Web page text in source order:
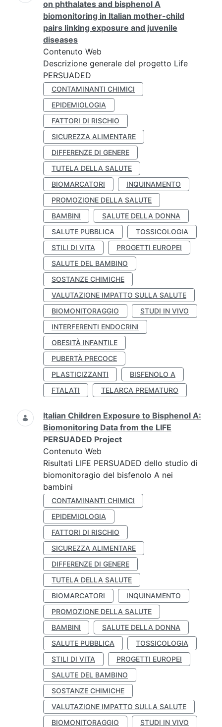
on phthalates and bisphenol A
biomonitoring in Italian mother-child
pairs linking exposure and juvenile
diseases
Contenuto Web
Descrizione generale del progetto Life
PERSUADED
CONTAMINANTI CHIMICI
EPIDEMIOLOGIA
FATTORI DI RISCHIO
SICUREZZA ALIMENTARE
DIFFERENZE DI GENERE
TUTELA DELLA SALUTE
BIOMARCATORI
INQUINAMENTO
PROMOZIONE DELLA SALUTE
BAMBINI
SALUTE DELLA DONNA
SALUTE PUBBLICA
TOSSICOLOGIA
STILI DI VITA
PROGETTI EUROPEI
SALUTE DEL BAMBINO
SOSTANZE CHIMICHE
VALUTAZIONE IMPATTO SULLA SALUTE
BIOMONITORAGGIO
STUDI IN VIVO
INTERFERENTI ENDOCRINI
OBESITÀ INFANTILE
PUBERTÀ PRECOCE
PLASTICIZZANTI
BISFENOLO A
FTALATI
TELARCA PREMATURO
Italian Children Exposure to Bisphenol A:
Biomonitoring Data from the LIFE
PERSUADED Project
Contenuto Web
Risultati LIFE PERSUADED dello studio di
biomonitoragio del bisfenolo A nei
bambini
CONTAMINANTI CHIMICI
EPIDEMIOLOGIA
FATTORI DI RISCHIO
SICUREZZA ALIMENTARE
DIFFERENZE DI GENERE
TUTELA DELLA SALUTE
BIOMARCATORI
INQUINAMENTO
PROMOZIONE DELLA SALUTE
BAMBINI
SALUTE DELLA DONNA
SALUTE PUBBLICA
TOSSICOLOGIA
STILI DI VITA
PROGETTI EUROPEI
SALUTE DEL BAMBINO
SOSTANZE CHIMICHE
VALUTAZIONE IMPATTO SULLA SALUTE
BIOMONITORAGGIO
STUDI IN VIVO